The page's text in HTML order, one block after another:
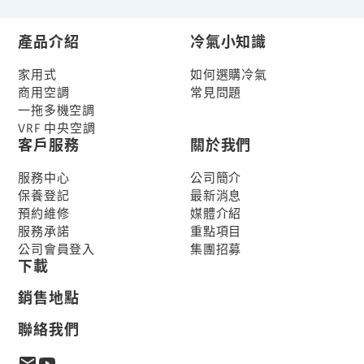
產品介紹
家用式
商用空調
一拖多機空調
VRF 中央空調
冷氣小知識
如何選購冷氣
常見問題
客戶服務
服務中心
保養登記
預約維修
服務承諾
公司會員登入
關於我們
公司簡介
最新消息
媒體介紹
重點項目
集團招募
下載
銷售地點
聯絡我們